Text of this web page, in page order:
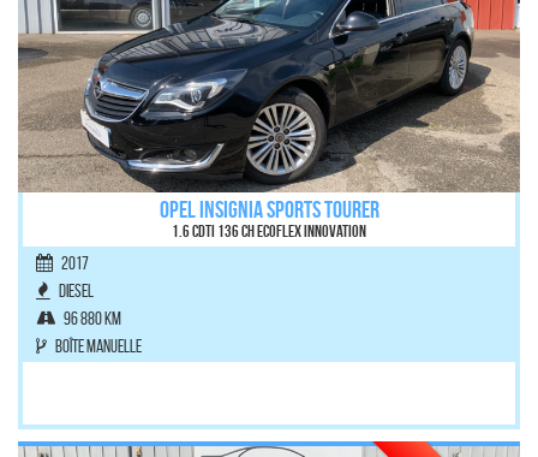
OPEL INSIGNIA SPORTS TOURER
1.6 CDTI 136 ch ecoFlex Innovation
2017
Diesel
96 880 km
Boîte manuelle